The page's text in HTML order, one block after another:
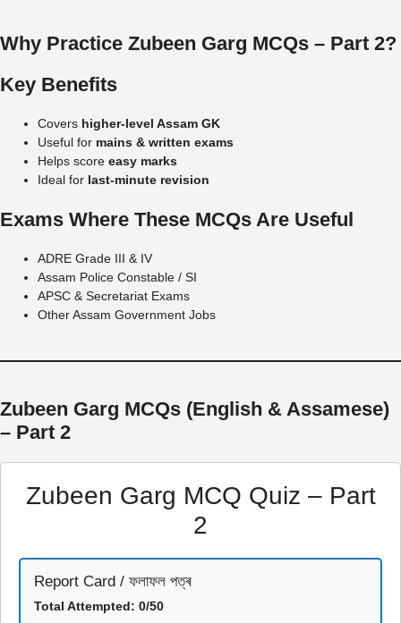
Why Practice Zubeen Garg MCQs – Part 2?
Key Benefits
Covers higher-level Assam GK
Useful for mains & written exams
Helps score easy marks
Ideal for last-minute revision
Exams Where These MCQs Are Useful
ADRE Grade III & IV
Assam Police Constable / SI
APSC & Secretariat Exams
Other Assam Government Jobs
Zubeen Garg MCQs (English & Assamese)
– Part 2
Zubeen Garg MCQ Quiz – Part
2
Report Card / ফলাফল পত্ৰ
Total Attempted: 0/50